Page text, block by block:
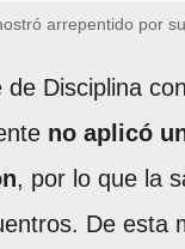
arrepentido por
de Disciplina
no aplicó
, por lo que la
De esta